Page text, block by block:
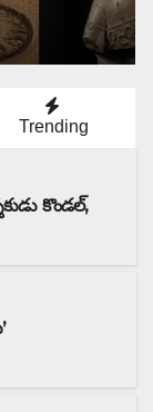
EDITOR
Trending
కొండల్,